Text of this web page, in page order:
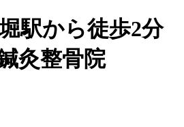
駅から徒歩2分
灸整骨院